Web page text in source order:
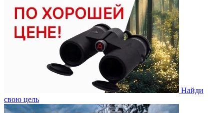
Найди
свою цель